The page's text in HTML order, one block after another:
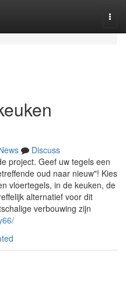
Discuss
project. Geef uw tegels een
oud naar nieuw"! Kies
vloertegels, in de keuken, de
alternatief voor dit
verbouwing zijn